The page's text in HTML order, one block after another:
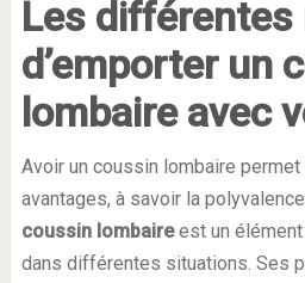
Les différentes
d’emporter un
lombaire avec
Avoir un coussin lombaire
avantages, à savoir la
coussin lombaireest un
dans différentes situations. Ses